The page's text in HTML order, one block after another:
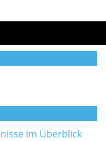
im Überblick